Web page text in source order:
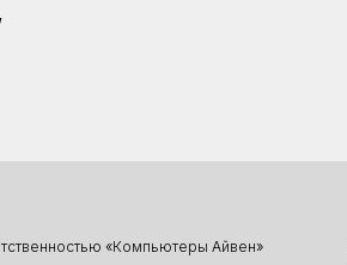
«Компьютеры Айвен»